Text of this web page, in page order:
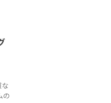
な
の